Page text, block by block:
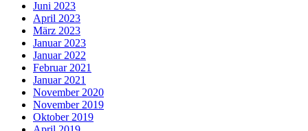
Juni 2023
April 2023
März 2023
Januar 2023
Januar 2022
Februar 2021
Januar 2021
November 2020
November 2019
Oktober 2019